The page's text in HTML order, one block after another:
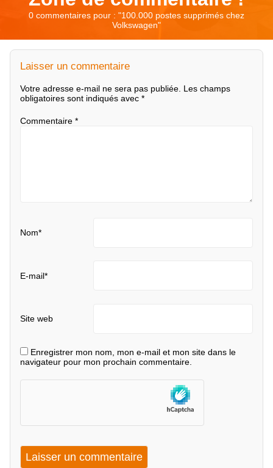
0 commentaires pour : "100.000 postes supprimés chez
Volkswagen"
Laisser un commentaire
Votre adresse e-mail ne sera pas publiée. Les champs
obligatoires sont indiqués avec *
Commentaire *
Nom*
E-mail*
Site web
Enregistrer mon nom, mon e-mail et mon site dans le
navigateur pour mon prochain commentaire.